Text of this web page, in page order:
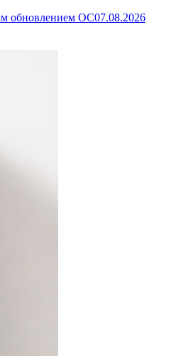
обновлением ОС07.08.2026